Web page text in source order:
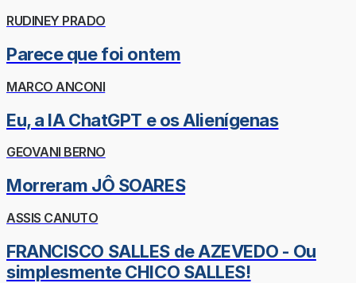
RUDINEY PRADO
Parece que foi ontem
MARCO ANCONI
Eu, a IA ChatGPT e os Alienígenas
GEOVANI BERNO
Morreram JÔ SOARES
ASSIS CANUTO
FRANCISCO SALLES de AZEVEDO - Ou
simplesmente CHICO SALLES!